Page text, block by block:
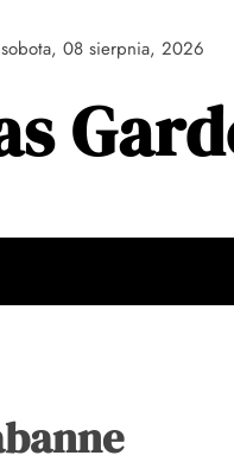
sobota, 08 sierpnia, 2026